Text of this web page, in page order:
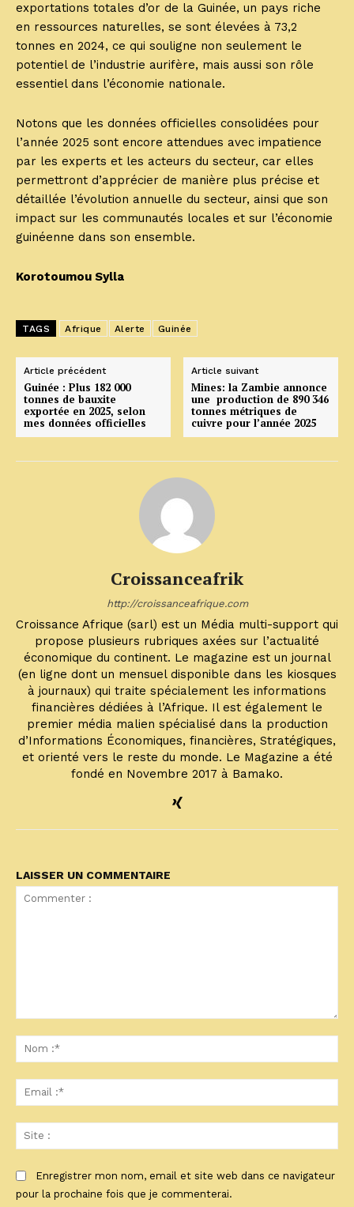
exportations totales d’or de la Guinée, un pays riche
en ressources naturelles, se sont élevées à 73,2
tonnes en 2024, ce qui souligne non seulement le
potentiel de l’industrie aurifère, mais aussi son rôle
essentiel dans l’économie nationale.
Notons que les données officielles consolidées pour
l’année 2025 sont encore attendues avec impatience
par les experts et les acteurs du secteur, car elles
permettront d’apprécier de manière plus précise et
détaillée l’évolution annuelle du secteur, ainsi que son
impact sur les communautés locales et sur l’économie
guinéenne dans son ensemble.
Korotoumou Sylla
TAGS Afrique Alerte Guinée
Article précédent
Guinée : Plus 182 000
tonnes de bauxite
exportée en 2025, selon
mes données officielles
Article suivant
Mines: la Zambie annonce
une production de 890 346
tonnes métriques de
cuivre pour l’année 2025
Croissanceafrik
http://croissanceafrique.com
Croissance Afrique (sarl) est un Média multi-support qui
propose plusieurs rubriques axées sur l’actualité
économique du continent. Le magazine est un journal
(en ligne dont un mensuel disponible dans les kiosques
à journaux) qui traite spécialement les informations
financières dédiées à l’Afrique. Il est également le
premier média malien spécialisé dans la production
d’Informations Économiques, financières, Stratégiques,
et orienté vers le reste du monde. Le Magazine a été
fondé en Novembre 2017 à Bamako.
LAISSER UN COMMENTAIRE
:*
:*
:
Enregistrer mon nom, email et site web dans ce navigateur
pour la prochaine fois que je commenterai.